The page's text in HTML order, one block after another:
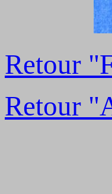
Retour
Retour